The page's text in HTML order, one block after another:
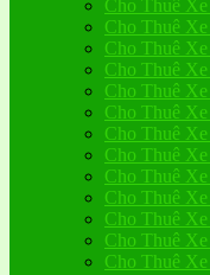
Cho Thuê
Cho Thuê
Cho Thuê
Cho Thuê
Cho Thuê
Cho Thuê
Cho Thuê
Cho Thuê
Cho Thuê
Cho Thuê
Cho Thuê
Cho Thuê
Cho Thuê